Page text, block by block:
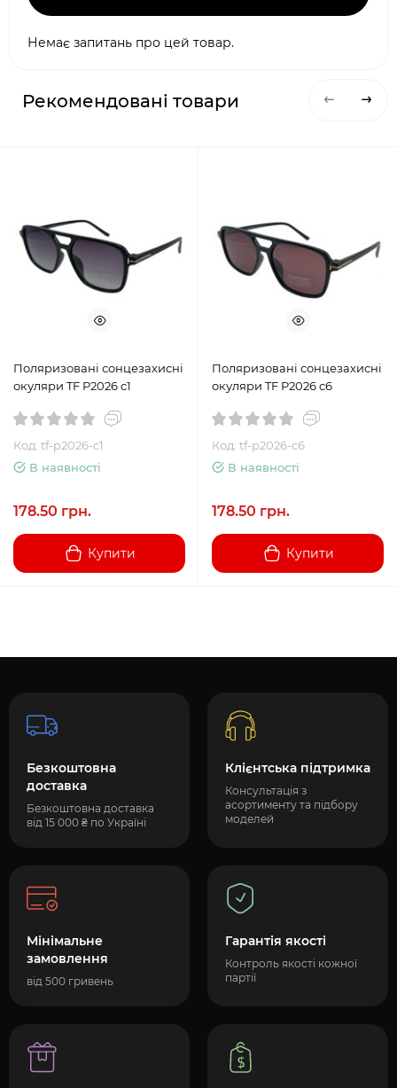
Немає запитань про цей товар.
Рекомендовані товари
Поляризовані сонцезахисні
окуляри TF P2026 c1
Код: tf-p2026-c1
В наявності
178.50 грн.
Купити
Поляризовані сонцезахисні
окуляри TF P2026 c6
Код: tf-p2026-c6
В наявності
178.50 грн.
Купити
Безкоштовна
доставка
Безкоштовна доставка
від 15 000 ₴ по Україні
Клієнтська підтримка
Консультація з
асортименту та підбору
моделей
Мінімальне
замовлення
від 500 гривень
Гарантія якості
Контроль якості кожної
партії